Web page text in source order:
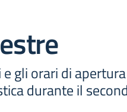
gli orari di apertura
durante il